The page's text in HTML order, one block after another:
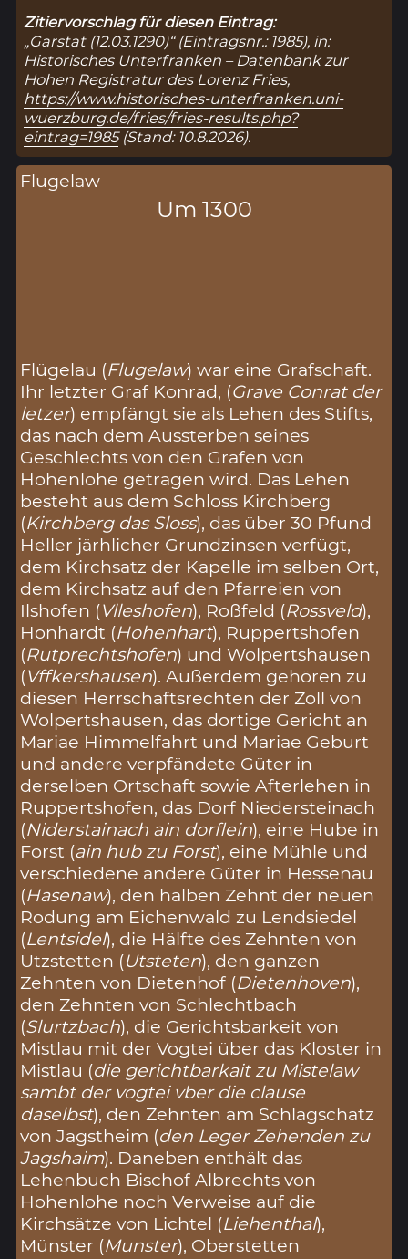
Zitiervorschlag für diesen Eintrag:
„Garstat (12.03.1290)“ (Eintragsnr.: 1985), in:
Historisches Unterfranken – Datenbank zur
Hohen Registratur des Lorenz Fries,
https://www.historisches-unterfranken.uni-
wuerzburg.de/fries/fries-results.php?
eintrag=1985(Stand: 10.8.2026).
Flugelaw
Um 1300
Flügelau (Flugelaw) war eine Grafschaft.
Ihr letzter Graf Konrad, (Grave Conrat der
letzer) empfängt sie als Lehen des Stifts,
das nach dem Aussterben seines
Geschlechts von den Grafen von
Hohenlohe getragen wird. Das Lehen
besteht aus dem Schloss Kirchberg
(Kirchberg das Sloss), das über 30 Pfund
Heller järhlicher Grundzinsen verfügt,
dem Kirchsatz der Kapelle im selben Ort,
dem Kirchsatz auf den Pfarreien von
Ilshofen (Vlleshofen), Roßfeld (Rossveld),
Honhardt (Hohenhart), Ruppertshofen
(Rutprechtshofen) und Wolpertshausen
(Vffkershausen). Außerdem gehören zu
diesen Herrschaftsrechten der Zoll von
Wolpertshausen, das dortige Gericht an
Mariae Himmelfahrt und Mariae Geburt
und andere verpfändete Güter in
derselben Ortschaft sowie Afterlehen in
Ruppertshofen, das Dorf Niedersteinach
(Niderstainach ain dorflein), eine Hube in
Forst (ain hub zu Forst), eine Mühle und
verschiedene andere Güter in Hessenau
(Hasenaw), den halben Zehnt der neuen
Rodung am Eichenwald zu Lendsiedel
(Lentsidel), die Hälfte des Zehnten von
Utzstetten (Utsteten), den ganzen
Zehnten von Dietenhof (Dietenhoven),
den Zehnten von Schlechtbach
(Slurtzbach), die Gerichtsbarkeit von
Mistlau mit der Vogtei über das Kloster in
Mistlau (die gerichtbarkait zu Mistelaw
sambt der vogtei vber die clause
daselbst), den Zehnten am Schlagschatz
von Jagstheim (den Leger Zehenden zu
Jagshaim). Daneben enthält das
Lehenbuch Bischof Albrechts von
Hohenlohe noch Verweise auf die
Kirchsätze von Lichtel (Liehenthal),
Münster (Munster), Oberstetten